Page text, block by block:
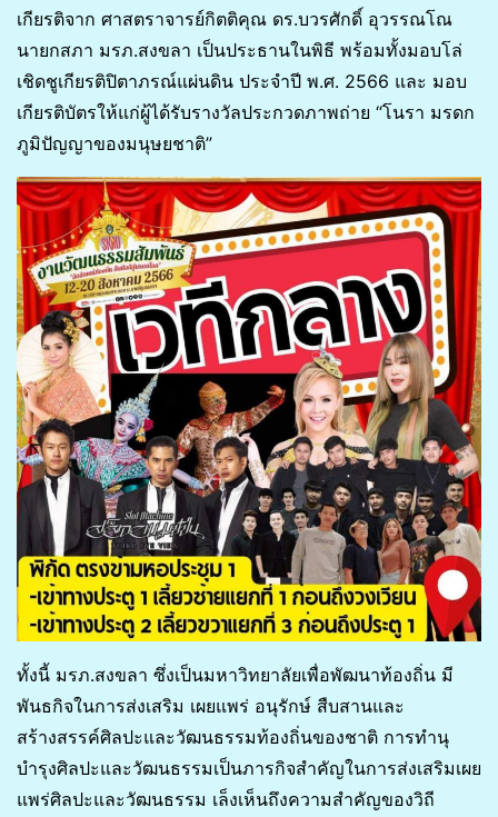
เกียรติจาก ศาสตราจารย์กิตติคุณ ดร.บวรศักดิ์ อุวรรณโณ
นายกสภา มรภ.สงขลา เป็นประธานในพิธี พร้อมทั้งมอบโล่
เชิดชูเกียรติปิตาภรณ์แผ่นดิน ประจำปี พ.ศ. 2566 และ มอบ
เกียรติบัตรให้แก่ผู้ได้รับรางวัลประกวดภาพถ่าย “โนรา มรดก
ภูมิปัญญาของมนุษยชาติ”
ทั้งนี้ มรภ.สงขลา ซึ่งเป็นมหาวิทยาลัยเพื่อพัฒนาท้องถิ่น มี
พันธกิจในการส่งเสริม เผยแพร่ อนุรักษ์ สืบสานและ
สร้างสรรค์ศิลปะและวัฒนธรรมท้องถิ่นของชาติ การทำนุ
บำรุงศิลปะและวัฒนธรรมเป็นภารกิจสำคัญในการส่งเสริมเผย
แพร่ศิลปะและวัฒนธรรม เล็งเห็นถึงความสำคัญของวิถี